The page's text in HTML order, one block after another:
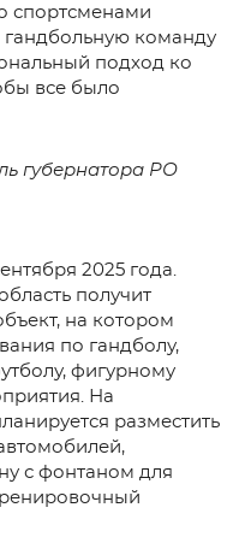
спортсменами
гандбольную команду
подход ко
все было
губернатора РО
2025 года.
получит
на котором
по гандболу,
фигурному
На
разместить
с фонтаном для